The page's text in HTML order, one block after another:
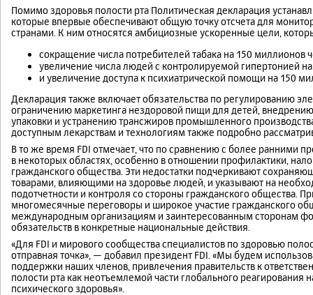
Помимо здоровья полости рта Политическая декларация
которые впервые обеспечивают общую точку отсчета для
странами. К ним относятся амбициозные ускоренные цели,
сокращение числа потребителей табака на 150 миллионов
увеличение числа людей с контролируемой гипертонией
и увеличение доступа к психиатрической помощи на 150
Декларация также включает обязательства по регулированию
ограничению маркетинга нездоровой пищи для детей,
упаковки и устранению трансжиров промышленного
доступным лекарствам и технологиям также подробно
В то же время FDI отмечает, что по сравнению с более ранними
в некоторых областях, особенно в отношении профилактики,
гражданского общества. Эти недостатки подчеркивают
товарами, влияющими на здоровье людей, и указывают на
подотчетности и контроля со стороны гражданского общества.
многомесячные переговоры и широкое участие гражданского
международным организациям и заинтересованным сторонам
обязательств в конкретные национальные действия.
«Для FDI и мирового сообщества специалистов по здоровью
отправная точка», — добавил президент FDI. «Мы будем
поддержки наших членов, привлечения правительств к
полости рта как неотъемлемой части глобального
психического здоровья».